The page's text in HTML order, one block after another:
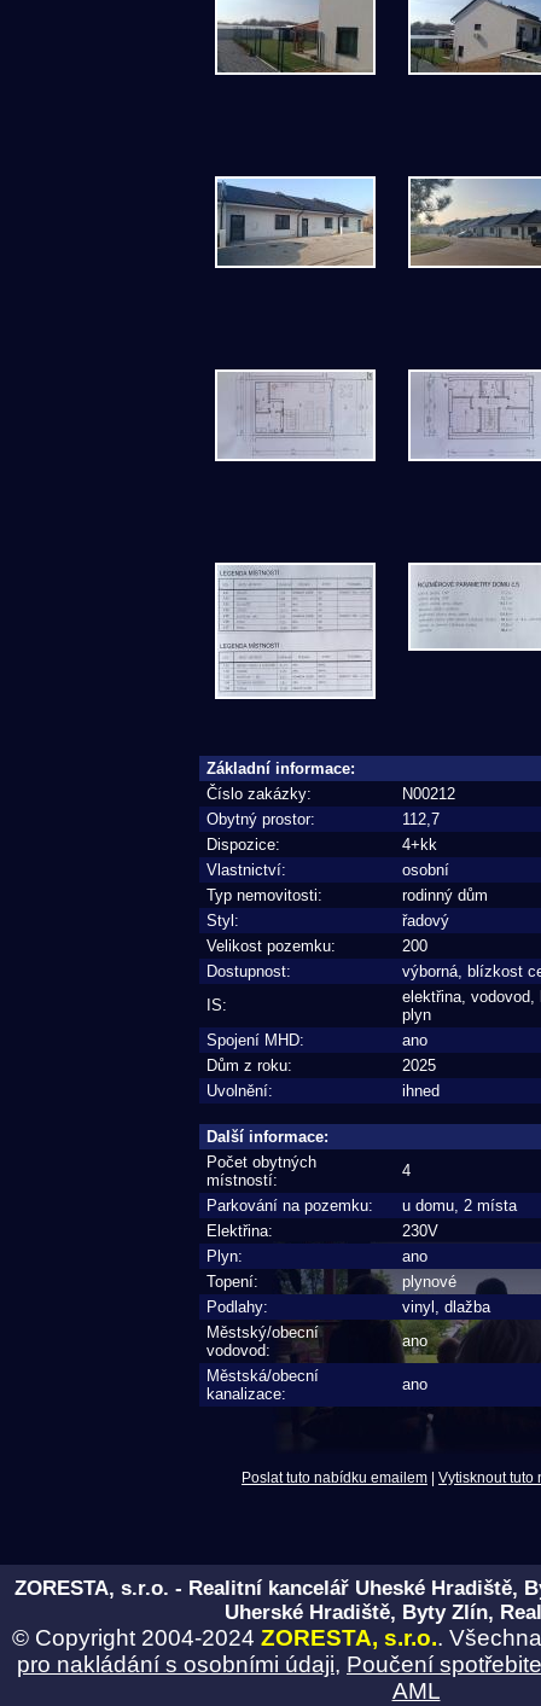
Základní informace:
Číslo zakázky:
N00212
Obytný prostor:
112,7
Dispozice:
4+kk
Vlastnictví:
osobní
Typ nemovitosti:
rodinný dům
Styl:
řadový
Velikost pozemku:
200
Dostupnost:
výborná, blízkost
IS:
elektřina, vodovod,
plyn
Spojení MHD:
ano
Dům z roku:
2025
Uvolnění:
ihned
Další informace:
Počet obytných
místností:
4
Parkování na pozemku:
u domu, 2 místa
Elektřina:
230V
Plyn:
ano
Topení:
plynové
Podlahy:
vinyl, dlažba
Městský/obecní
vodovod:
ano
Městská/obecní
kanalizace:
ano
Poslat tuto nabídku emailem Vytisknout tuto
ZORESTA, s.r.o. - Realitní kancelář Uheské Hradiště,
Uherské Hradiště, Byty Zlín,
© Copyright 2004-2024 ZORESTA, s.r.o..
pro nakládání s osobními údaji, Poučení
AML